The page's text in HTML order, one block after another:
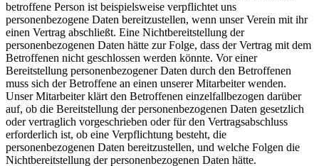
betroffene Person ist beispielsweise verpflichtet uns
personenbezogene Daten bereitzustellen, wenn unser Verein mit ihr
einen Vertrag abschließt. Eine Nichtbereitstellung der
personenbezogenen Daten hätte zur Folge, dass der Vertrag mit dem
Betroffenen nicht geschlossen werden könnte. Vor einer
Bereitstellung personenbezogener Daten durch den Betroffenen
muss sich der Betroffene an einen unserer Mitarbeiter wenden.
Unser Mitarbeiter klärt den Betroffenen einzelfallbezogen darüber
auf, ob die Bereitstellung der personenbezogenen Daten gesetzlich
oder vertraglich vorgeschrieben oder für den Vertragsabschluss
erforderlich ist, ob eine Verpflichtung besteht, die
personenbezogenen Daten bereitzustellen, und welche Folgen die
Nichtbereitstellung der personenbezogenen Daten hätte.